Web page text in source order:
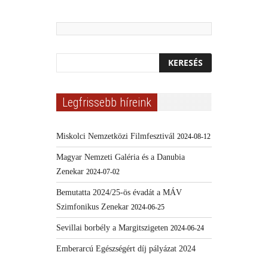
Legfrissebb híreink
Miskolci Nemzetközi Filmfesztivál 2024-08-12
Magyar Nemzeti Galéria és a Danubia
Zenekar 2024-07-02
Bemutatta 2024/25-ös évadát a MÁV
Szimfonikus Zenekar 2024-06-25
Sevillai borbély a Margitszigeten 2024-06-24
Emberarcú Egészségért díj pályázat 2024